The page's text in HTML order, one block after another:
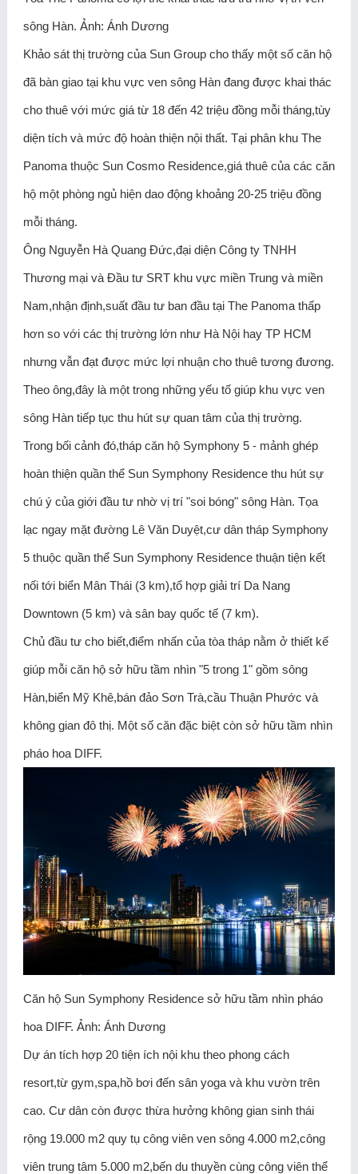
sông Hàn. Ảnh: Ánh Dương
Khảo sát thị trường của Sun Group cho thấy một số căn hộ
đã bàn giao tại khu vực ven sông Hàn đang được khai thác
cho thuê với mức giá từ 18 đến 42 triệu đồng mỗi tháng,tùy
diện tích và mức độ hoàn thiện nội thất. Tại phân khu The
Panoma thuộc Sun Cosmo Residence,giá thuê của các căn
hộ một phòng ngủ hiện dao động khoảng 20-25 triệu đồng
mỗi tháng.
Ông Nguyễn Hà Quang Đức,đại diện Công ty TNHH
Thương mại và Đầu tư SRT khu vực miền Trung và miền
Nam,nhận định,suất đầu tư ban đầu tại The Panoma thấp
hơn so với các thị trường lớn như Hà Nội hay TP HCM
nhưng vẫn đạt được mức lợi nhuận cho thuê tương đương.
Theo ông,đây là một trong những yếu tố giúp khu vực ven
sông Hàn tiếp tục thu hút sự quan tâm của thị trường.
Trong bối cảnh đó,tháp căn hộ Symphony 5 - mảnh ghép
hoàn thiện quần thể Sun Symphony Residence thu hút sự
chú ý của giới đầu tư nhờ vị trí "soi bóng" sông Hàn. Tọa
lạc ngay mặt đường Lê Văn Duyệt,cư dân tháp Symphony
5 thuộc quần thể Sun Symphony Residence thuận tiện kết
nối tới biển Mân Thái (3 km),tổ hợp giải trí Da Nang
Downtown (5 km) và sân bay quốc tế (7 km).
Chủ đầu tư cho biết,điểm nhấn của tòa tháp nằm ở thiết kế
giúp mỗi căn hộ sở hữu tầm nhìn "5 trong 1" gồm sông
Hàn,biển Mỹ Khê,bán đảo Sơn Trà,cầu Thuận Phước và
không gian đô thị. Một số căn đặc biệt còn sở hữu tầm nhìn
pháo hoa DIFF.
Căn hộ Sun Symphony Residence sở hữu tầm nhìn pháo
hoa DIFF. Ảnh: Ánh Dương
Dự án tích hợp 20 tiện ích nội khu theo phong cách
resort,từ gym,spa,hồ bơi đến sân yoga và khu vườn trên
cao. Cư dân còn được thừa hưởng không gian sinh thái
rộng 19.000 m2 quy tụ công viên ven sông 4.000 m2,công
viên trung tâm 5.000 m2,bến du thuyền cùng công viên thể